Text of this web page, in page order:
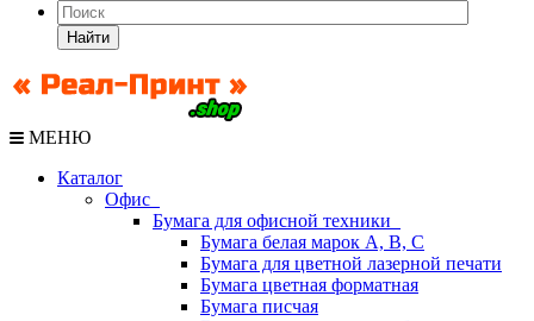
Найти
МЕНЮ
Каталог
Офис
Бумага для офисной техники
Бумага белая марок А, В, С
Бумага для цветной лазерной печати
Бумага цветная форматная
Бумага писчая